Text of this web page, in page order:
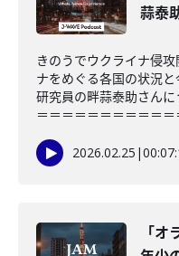
蒜泰
きのうでウクライナ侵
ナをめぐる各国の状況
研究員の畔蒜泰助さん
＝＝＝＝＝＝＝＝＝＝＝
2026.02.25 |
「